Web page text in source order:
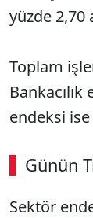
yüzde 2,70
Toplam
endeksi ise
Günün
00:02 /
Sektör